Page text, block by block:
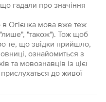
гадали про значіння
в Огієнка мова вже теж
"також"). Тож щоб
те, що звідки прийшло,
ознайомиться з
та мовознавців із цієї
до живої